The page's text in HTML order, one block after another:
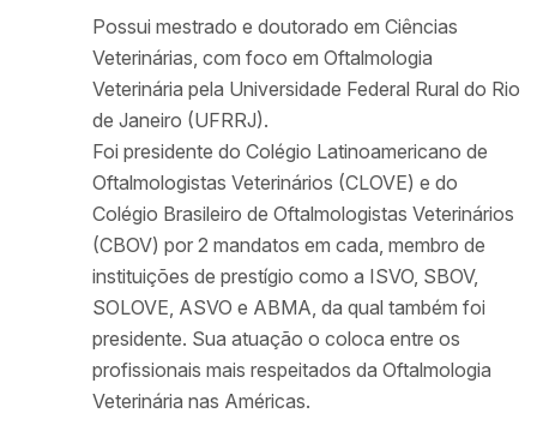
Possui mestrado e doutorado em Ciências
Veterinárias, com foco em Oftalmologia
Veterinária pela Universidade Federal Rural do Rio
de Janeiro (UFRRJ).
Foi presidente do Colégio Latinoamericano de
Oftalmologistas Veterinários (CLOVE) e do
Colégio Brasileiro de Oftalmologistas Veterinários
(CBOV) por 2 mandatos em cada, membro de
instituições de prestígio como a ISVO, SBOV,
SOLOVE, ASVO e ABMA, da qual também foi
presidente. Sua atuação o coloca entre os
profissionais mais respeitados da Oftalmologia
Veterinária nas Américas.